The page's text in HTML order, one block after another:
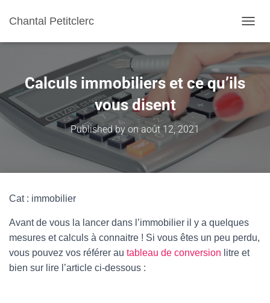
Chantal Petitclerc
Calculs immobiliers et ce qu’ils
vous disent
Published by onaoût 12, 2021
Cat : immobilier
Avant de vous la lancer dans l’immobilier il y a quelques
mesures et calculs à connaitre ! Si vous êtes un peu perdu,
vous pouvez vos référer au tableau de conversion litre et
bien sur lire l’article ci-dessous :